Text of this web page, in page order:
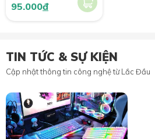
95.000đ
TIN TỨC & SỰ KIỆN
Cập nhật thông tin công nghệ từ Lắc Đầu